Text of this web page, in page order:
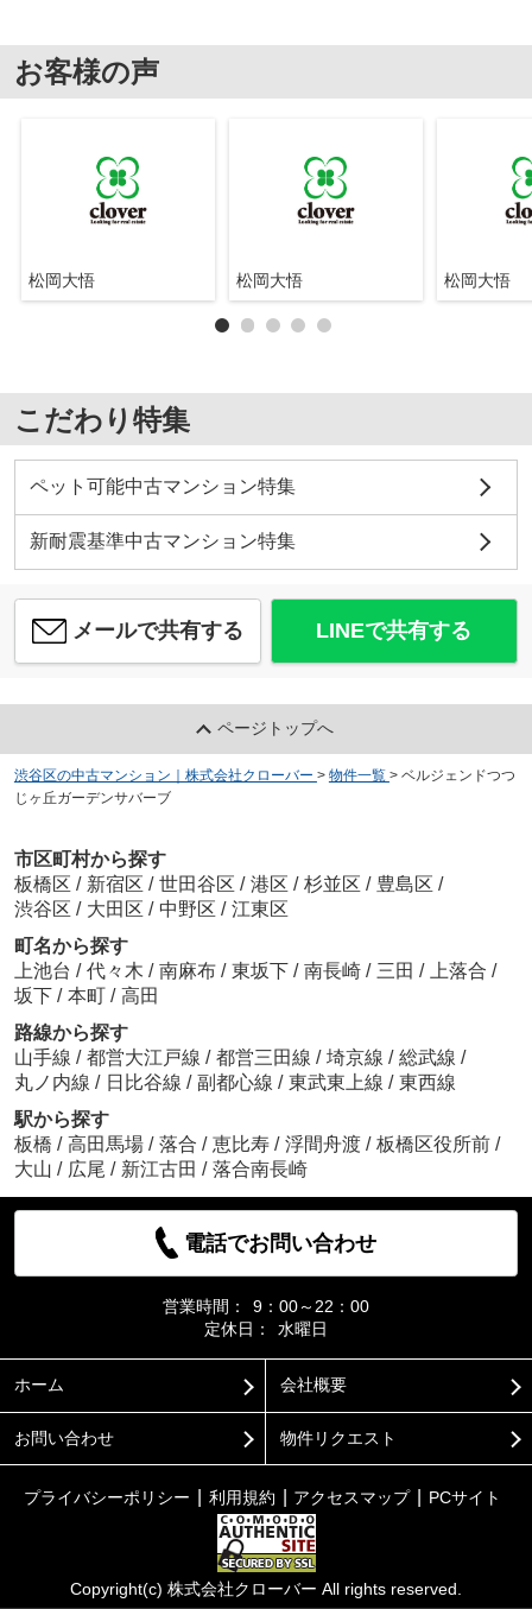
お客様の声
松岡大悟 松岡大悟 松岡大悟
こだわり特集
ペット可能中古マンション特集
新耐震基準中古マンション特集
メールで共有する LINEで共有する
ページトップへ
渋谷区の中古マンション｜株式会社クローバー > 物件一覧 > ベルジェンドつつ
じヶ丘ガーデンサバーブ
市区町村から探す
板橋区 / 新宿区 / 世田谷区 / 港区 / 杉並区 / 豊島区 /
渋谷区 / 大田区 / 中野区 / 江東区
町名から探す
上池台 / 代々木 / 南麻布 / 東坂下 / 南長崎 / 三田 / 上落合 /
坂下 / 本町 / 高田
路線から探す
山手線 / 都営大江戸線 / 都営三田線 / 埼京線 / 総武線 /
丸ノ内線 / 日比谷線 / 副都心線 / 東武東上線 / 東西線
駅から探す
板橋 / 高田馬場 / 落合 / 恵比寿 / 浮間舟渡 / 板橋区役所前 /
大山 / 広尾 / 新江古田 / 落合南長崎
電話でお問い合わせ
営業時間：
9：00～22：00
定休日：
水曜日
ホーム 会社概要
お問い合わせ 物件リクエスト
プライバシーポリシー 利用規約 アクセスマップ PCサイト
Copyright(c) 株式会社クローバー All rights reserved.